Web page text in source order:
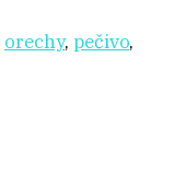
orechy, pečivo,